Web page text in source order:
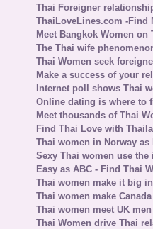
Thai Foreigner
ThaiLoveLines.com -Find
Meet Bangkok Women
The Thai wife
Thai Women seek
Make a success of your
Internet poll shows Thai
Online dating is where to
Meet thousands of Thai
Find Thai Love with
Thai women in Norway
Sexy Thai women use
Easy as ABC - Find Thai
Thai women make it big
Thai women make
Thai women meet UK
Thai Women drive Thai